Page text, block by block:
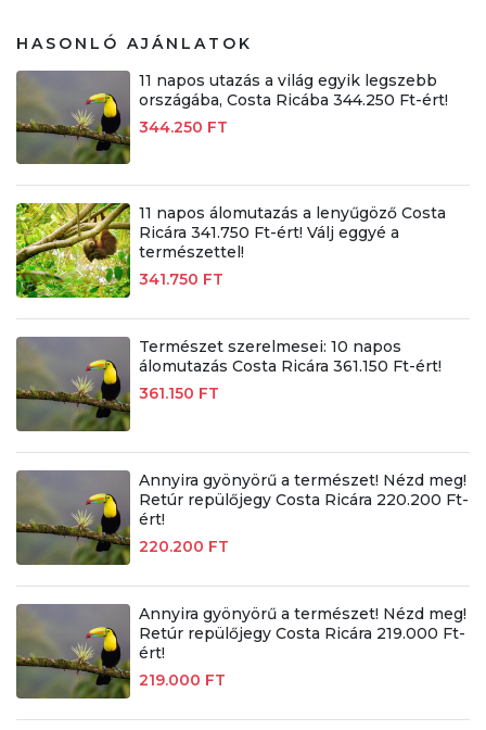
HASONLÓ AJÁNLATOK
11 napos utazás a világ egyik legszebb
országába, Costa Ricába 344.250 Ft-ért!
344.250 FT
11 napos álomutazás a lenyűgöző Costa
Ricára 341.750 Ft-ért! Válj eggyé a
természettel!
341.750 FT
Természet szerelmesei: 10 napos
álomutazás Costa Ricára 361.150 Ft-ért!
361.150 FT
Annyira gyönyörű a természet! Nézd meg!
Retúr repülőjegy Costa Ricára 220.200 Ft-
ért!
220.200 FT
Annyira gyönyörű a természet! Nézd meg!
Retúr repülőjegy Costa Ricára 219.000 Ft-
ért!
219.000 FT